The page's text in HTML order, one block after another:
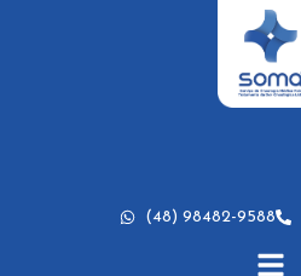
(48) 98482-9588